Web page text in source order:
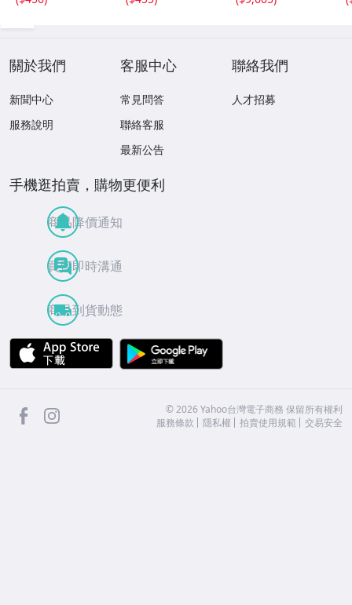
ダ/ダイハツ/ホン
ダ/ダイハツ/ホン
關於我們
新聞中心
服務說明
客服中心
常見問答
聯絡客服
最新公告
聯絡我們
人才招募
手機逛拍賣，購物更便利
商品降價通知
買賣即時溝通
商品到貨動態
APP Store
facebook ©2026 Yahoo台灣電子商務 保留所有權利
服務條款
隱私權 拍賣使用規範 交易安全